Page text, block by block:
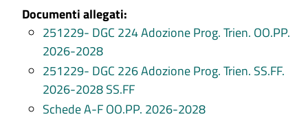
Documenti allegati:
251229- DGC 224 Adozione Prog. Trien. OO.PP.
2026-2028
251229- DGC 226 Adozione Prog. Trien. SS.FF.
2026-2028 SS.FF
Schede A-F OO.PP. 2026-2028